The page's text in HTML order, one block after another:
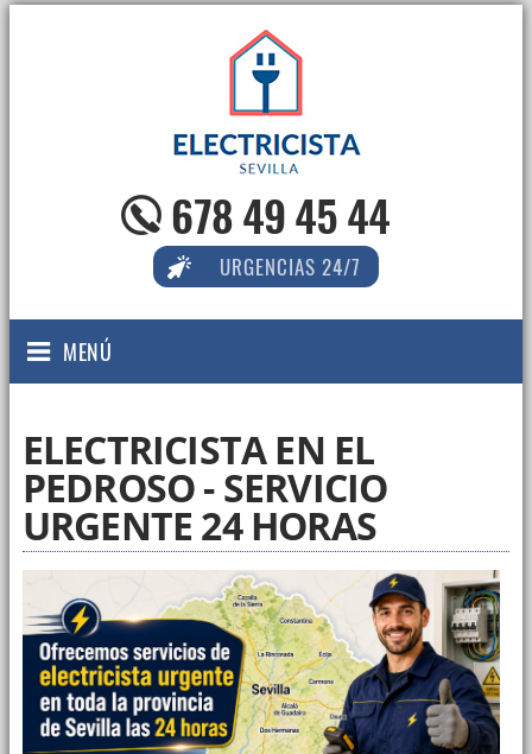
678 49 45 44
URGENCIAS 24/7
MENÚ
ELECTRICISTA EN EL
PEDROSO - SERVICIO
URGENTE 24 HORAS